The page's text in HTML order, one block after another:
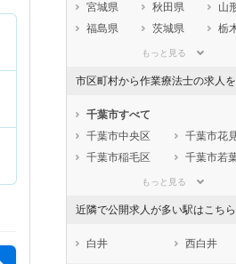
宮城県
秋田県
山
福島県
茨城県
栃
埼玉県
石川県
静岡県
愛知県
三
滋賀県
京都府
大
奈良県
香川県
愛媛県
もっと見る
市区町村から作業療法士の求人
千葉市すべて
千葉市中央区
千葉市花
千葉市稲毛区
千葉市若
千葉市美
船橋市
館山市
もっと見る
近隣で公開求人が多い駅はこちら
白井 西白井